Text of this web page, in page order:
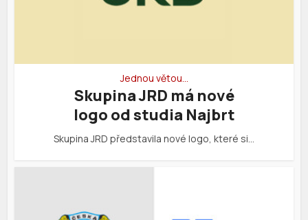
Jednou větou…
Skupina JRD má nové
logo od studia Najbrt
Skupina JRD představila nové logo, které si…